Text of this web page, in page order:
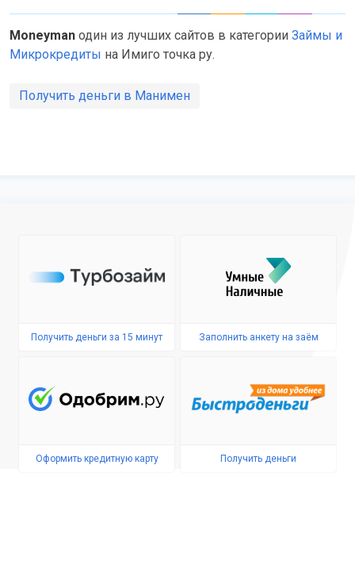
Moneyman один из лучших сайтов в категории Займы и
Микрокредиты на Имиго точка ру.
Получить деньги в Манимен
Получить деньги за 15 минут Заполнить анкету на заём
Оформить кредитную карту Получить деньги